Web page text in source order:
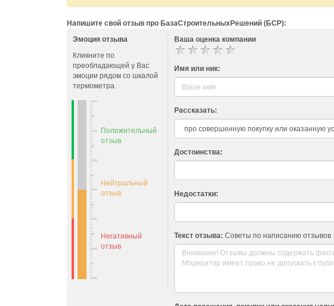
Напишите свой отзыв про БазаСтроительныхРешений (БСР):
Эмоция отзыва
Кликните по
преобладающей у Вас
эмоции рядом со шкалой
термометра.
Положительный
отзыв
Нейтральный
отзыв
Негативный
отзыв
Ваша оценка компании
Имя или ник:
Рассказать:
Достоинства:
Недостатки:
Текст отзыва: Советы по написанию отзывов